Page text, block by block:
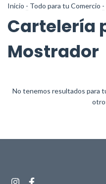
Inicio - Todo para tu Comercio -
Cartelería
Mostrador
No tenemos resultados para